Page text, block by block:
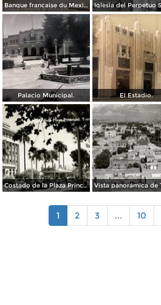
Banque francaise du Mexique.
Palacio Municipal. El Estadio.
Costado de la Plaza Principal
1 2 3 ... 10